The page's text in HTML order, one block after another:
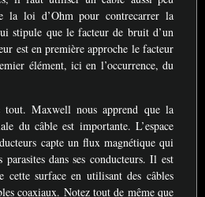
la loi d’Ohm pour contrecarrer la
stipule que le facteur de bruit d’un
est en première approche le facteur
élément, ici en l’occurrence, du
tout. Maxwell nous apprend que la
du câble est importante. L’espace
capte un flux magnétique qui
dans ses conducteurs. Il est
cette surface en utilisant des câbles
coaxiaux. Notez tout de même que